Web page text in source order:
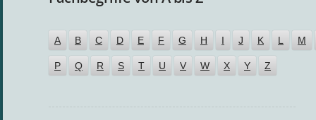
A B C D E F G H I J K L M
P Q R S T U V W X Y Z